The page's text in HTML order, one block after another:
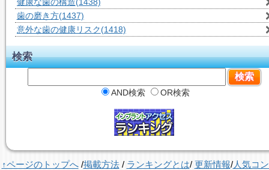
歯の磨き方(1437)
意外な歯の健康リスク(1418)
検索
AND検索 OR検索
↑ページのトップへ/掲載方法/ ランキングとは/ 更新情報/人気コ